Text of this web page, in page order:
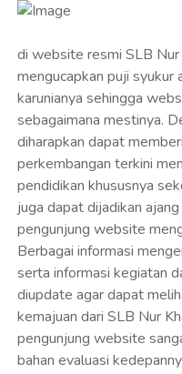
di website resmi SLB
mengucapkan puji
karunianya sehingga
sebagaimana mestinya.
diharapkan dapat
perkembangan terkini
pendidikan khususnya
juga dapat dijadikan
pengunjung website
Berbagai informasi
serta informasi kegiatan
diupdate agar dapat
kemajuan dari SLB Nur
pengunjung website
bahan evaluasi